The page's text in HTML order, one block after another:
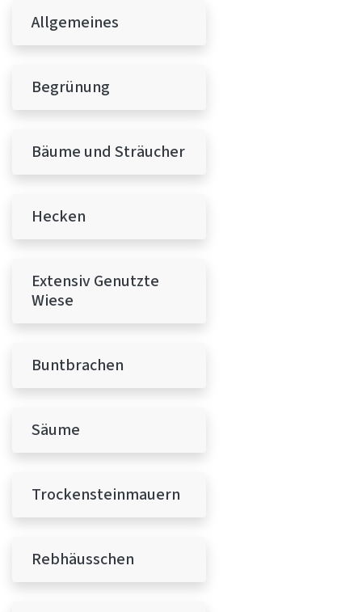
Allgemeines
Begrünung
Bäume und Sträucher
Hecken
Extensiv Genutzte
Wiese
Buntbrachen
Säume
Trockensteinmauern
Rebhäusschen